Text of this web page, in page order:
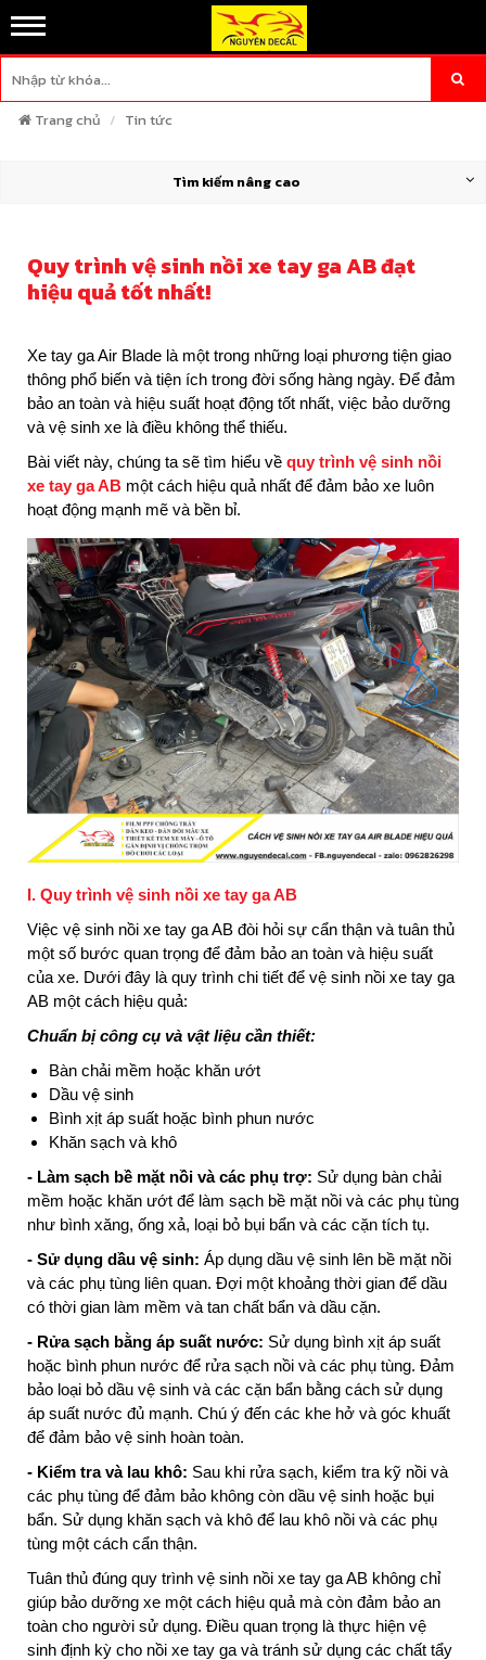
Trang chủ Tin tức
Tìm kiếm nâng cao
Quy trình vệ sinh nồi xe tay ga AB đạt
hiệu quả tốt nhất!
Xe tay ga Air Blade là một trong những loại phương tiện giao
thông phổ biến và tiện ích trong đời sống hàng ngày. Để đảm
bảo an toàn và hiệu suất hoạt động tốt nhất, việc bảo dưỡng
và vệ sinh xe là điều không thể thiếu.
Bài viết này, chúng ta sẽ tìm hiểu về quy trình vệ sinh nồi
xe tay ga AB một cách hiệu quả nhất để đảm bảo xe luôn
hoạt động mạnh mẽ và bền bỉ.
I. Quy trình vệ sinh nồi xe tay ga AB
Việc vệ sinh nồi xe tay ga AB đòi hỏi sự cẩn thận và tuân thủ
một số bước quan trọng để đảm bảo an toàn và hiệu suất
của xe. Dưới đây là quy trình chi tiết để vệ sinh nồi xe tay ga
AB một cách hiệu quả:
Chuẩn bị công cụ và vật liệu cần thiết:
Bàn chải mềm hoặc khăn ướt
Dầu vệ sinh
Bình xịt áp suất hoặc bình phun nước
Khăn sạch và khô
- Làm sạch bề mặt nồi và các phụ trợ: Sử dụng bàn chải
mềm hoặc khăn ướt để làm sạch bề mặt nồi và các phụ tùng
như bình xăng, ống xả, loại bỏ bụi bẩn và các cặn tích tụ.
- Sử dụng dầu vệ sinh: Áp dụng dầu vệ sinh lên bề mặt nồi
và các phụ tùng liên quan. Đợi một khoảng thời gian để dầu
có thời gian làm mềm và tan chất bẩn và dầu cặn.
- Rửa sạch bằng áp suất nước: Sử dụng bình xịt áp suất
hoặc bình phun nước để rửa sạch nồi và các phụ tùng. Đảm
bảo loại bỏ dầu vệ sinh và các cặn bẩn bằng cách sử dụng
áp suất nước đủ mạnh. Chú ý đến các khe hở và góc khuất
để đảm bảo vệ sinh hoàn toàn.
- Kiểm tra và lau khô: Sau khi rửa sạch, kiểm tra kỹ nồi và
các phụ tùng để đảm bảo không còn dầu vệ sinh hoặc bụi
bẩn. Sử dụng khăn sạch và khô để lau khô nồi và các phụ
tùng một cách cẩn thận.
Tuân thủ đúng quy trình vệ sinh nồi xe tay ga AB không chỉ
giúp bảo dưỡng xe một cách hiệu quả mà còn đảm bảo an
toàn cho người sử dụng. Điều quan trọng là thực hiện vệ
sinh định kỳ cho nồi xe tay ga và tránh sử dụng các chất tẩy